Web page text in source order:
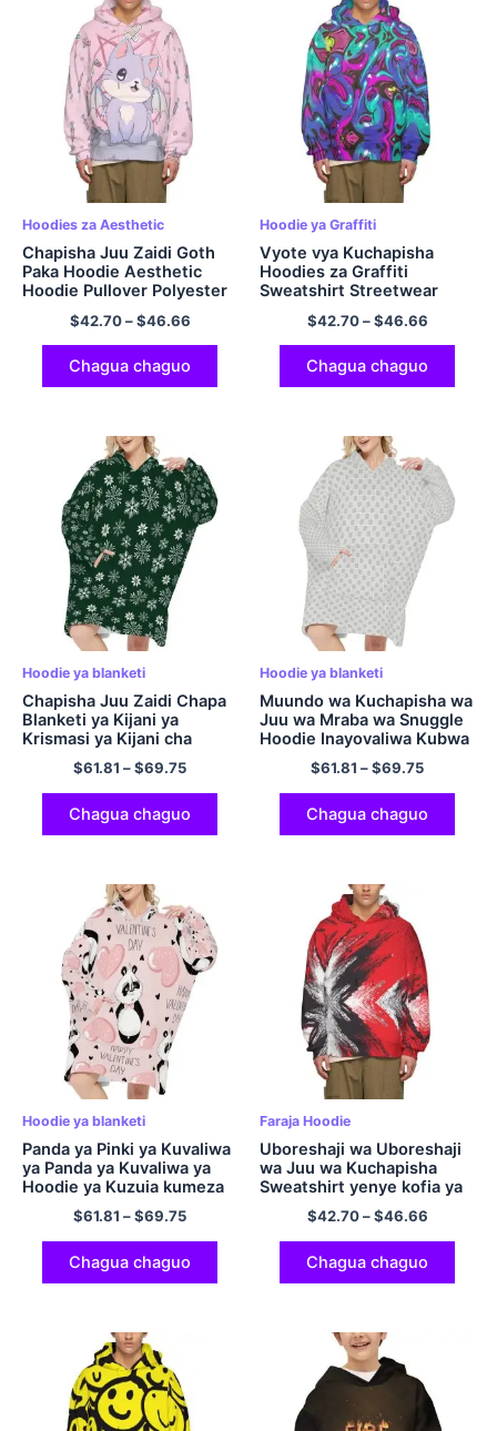
Hoodies za Aesthetic
Chapisha Juu Zaidi Goth
Paka Hoodie Aesthetic
Hoodie Pullover Polyester
Hoodie
$42.70–$46.66
Chagua chaguo
Hoodie ya Graffiti
Vyote vya Kuchapisha
Hoodies za Graffiti
Sweatshirt Streetwear
Hoodies
$42.70–$46.66
Chagua chaguo
Hoodie ya blanketi
Chapisha Juu Zaidi Chapa
Blanketi ya Kijani ya
Krismasi ya Kijani cha
Kulala Hoodie Hoodie Jitu
la Kupendeza.
$61.81 –$69.75
Chagua chaguo
Hoodie ya blanketi
Muundo wa Kuchapisha wa
Juu wa Mraba wa Snuggle
Hoodie Inayovaliwa Kubwa
ya Hoodie Flannel Blanketi
Sweatshirt kwa Watu
Wazima Wanawake
Wanaume
$61.81 –$69.75
Chagua chaguo
Hoodie ya blanketi
Panda ya Pinki ya Kuvaliwa
ya Panda ya Kuvaliwa ya
Hoodie ya Kuzuia kumeza
dawa Hoodie Blanketi
kubwa yenye kofia ya
kuvutia.
$61.81 –$69.75
Chagua chaguo
Faraja Hoodie
Uboreshaji wa Uboreshaji
wa Juu wa Kuchapisha
Sweatshirt yenye kofia ya
Polyester Pullover Hoodie
Nyeusi na Nyekundu
$42.70–$46.66
Chagua chaguo